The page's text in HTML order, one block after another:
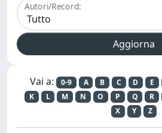
Autori/Record:
Vai a: 0-9 A B C D E
K
L M N O P Q R
X
Y Z